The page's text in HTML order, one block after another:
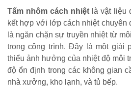
Tấm nhôm cách nhiệt là vật liệu
kết hợp với lớp cách nhiệt chuyên
là ngăn chặn sự truyền nhiệt từ
trong công trình. Đây là một giải
thiểu ảnh hưởng của nhiệt độ môi
độ ổn định trong các không gian
nhà xưởng, kho lạnh, và tủ bếp.